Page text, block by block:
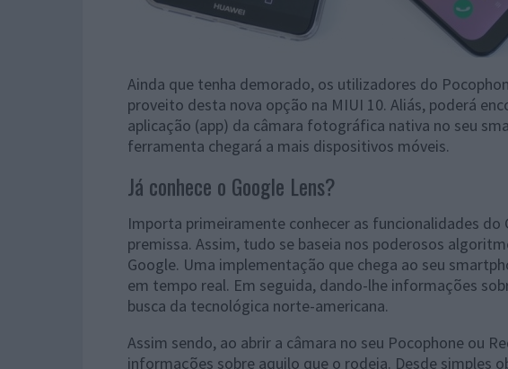
Ainda que tenha demorado, os utilizadores do
proveito desta nova opção na MIUI 10. Aliás, poderá
aplicação (app) da câmara fotográfica nativa no seu
ferramenta chegará a mais dispositivos móveis.
Já conhece o Google Lens?
Importa primeiramente conhecer as funcionalidades do
premissa. Assim, tudo se baseia nos poderosos
Google. Uma implementação que chega ao seu
em tempo real. Em seguida, dando-lhe informações
busca da tecnológica norte-americana.
Assim sendo, ao abrir a câmara no seu Pocophone ou
informações sobre aquilo que o rodeia. Desde simples